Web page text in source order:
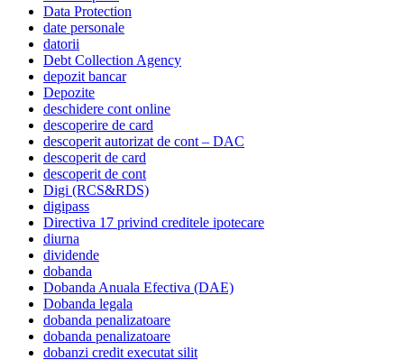
Data Protection
date personale
datorii
Debt Collection Agency
depozit bancar
Depozite
deschidere cont online
descoperire de card
descoperit autorizat de cont – DAC
descoperit de card
descoperit de cont
Digi (RCS&RDS)
digipass
Directiva 17 privind creditele ipotecare
diurna
dividende
dobanda
Dobanda Anuala Efectiva (DAE)
Dobanda legala
dobanda penalizatoare
dobanda penalizatoare
dobanzi credit executat silit